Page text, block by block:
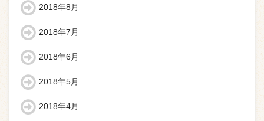
2018年8月
2018年7月
2018年6月
2018年5月
2018年4月